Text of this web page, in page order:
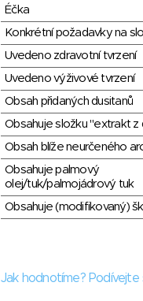
Éčka
Konkrétní požadavky na
Uvedeno zdravotní tvrzení
Uvedeno výživové tvrzení
Obsah přidaných dusitanů
Obsahuje složku "extrakt z
Obsah blíže neurčeného
Obsahuje palmový
olej/tuk/palmojádrový tuk
Obsahuje (modifikovaný)
Jak hodnotíme?